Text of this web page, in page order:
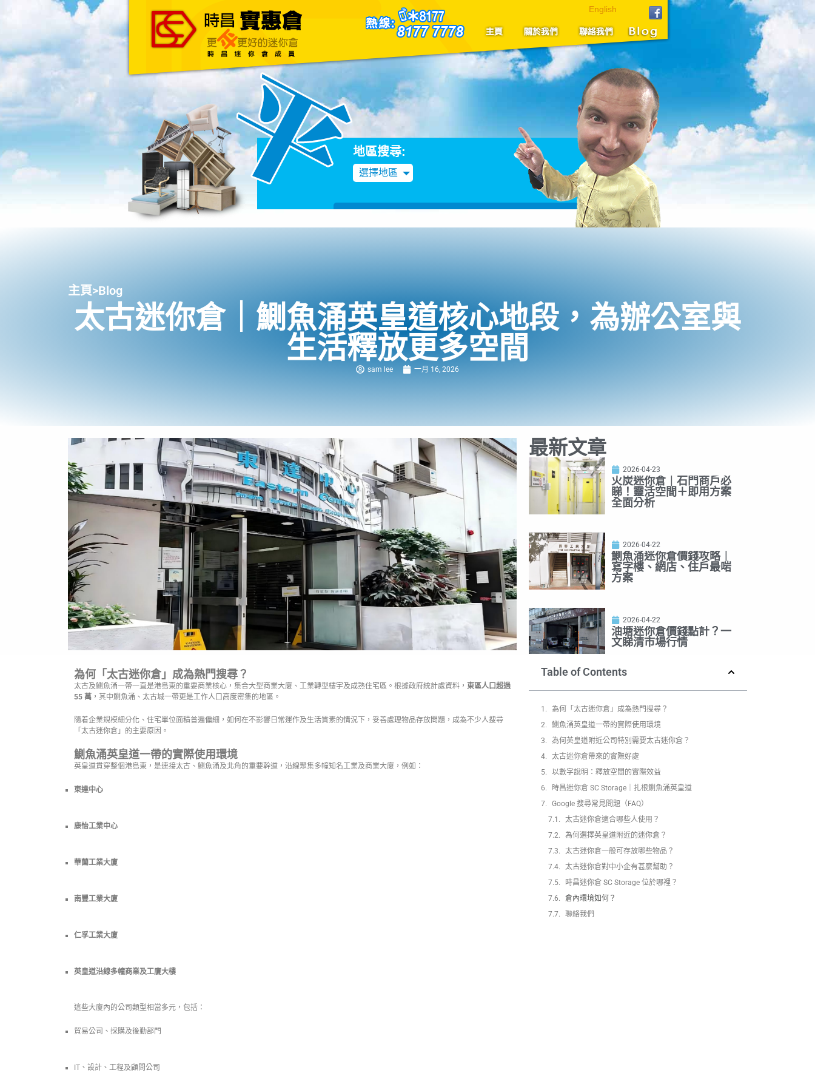
主頁 關於我們 聯絡我們
English
地區搜尋:
選擇地區
主頁>Blog
太古迷你倉｜鰂魚涌英皇道核心地段，為辦公室與
生活釋放更多空間
sam lee 一月 16, 2026
為何「太古迷你倉」成為熱門搜尋？
太古及鰂魚涌一帶一直是港島東的重要商業核心，集合大型商業大廈、工業轉型樓宇及成熟住宅區。根據政府統計處資料， 東區人口超過
55 萬 ，其中鰂魚涌、太古城一帶更是工作人口高度密集的地區。
隨着企業規模細分化、住宅單位面積普遍偏細，如何在不影響日常運作及生活質素的情況下，妥善處理物品存放問題，成為不少人搜尋
「太古迷你倉」的主要原因。
鰂魚涌英皇道一帶的實際使用環境
英皇道貫穿整個港島東，是連接太古、鰂魚涌及北角的重要幹道，沿線聚集多幢知名工業及商業大廈，例如：
東達中心
康怡工業中心
華蘭工業大廈
南豐工業大廈
仁孚工業大廈
英皇道沿線多幢商業及工廈大樓
這些大廈內的公司類型相當多元，包括：
貿易公司、採購及後勤部門
IT、設計、工程及顧問公司
最新文章
2026-04-23
火炭迷你倉｜石門商戶必
睇！靈活空間＋即用方案
全面分析
2026-04-22
鰂魚涌迷你倉價錢攻略｜
寫字樓、網店、住戶最啱
方案
2026-04-22
油塘迷你倉價錢點計？一
文睇清市場行情
Table of Contents
為何「太古迷你倉」成為熱門搜尋？
鰂魚涌英皇道一帶的實際使用環境
為何英皇道附近公司特別需要太古迷你倉？
太古迷你倉帶來的實際好處
以數字說明：釋放空間的實際效益
時昌迷你倉 SC Storage｜扎根鰂魚涌英皇道
Google 搜尋常見問題（FAQ）
太古迷你倉適合哪些人使用？
為何選擇英皇道附近的迷你倉？
太古迷你倉一般可存放哪些物品？
太古迷你倉對中小企有甚麼幫助？
時昌迷你倉 SC Storage 位於哪裡？
倉內環境如何？
聯絡我們